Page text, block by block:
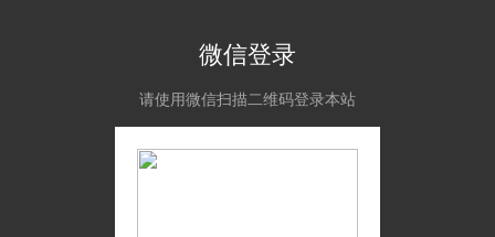
微信登录
请使用微信扫描二维码登录本站